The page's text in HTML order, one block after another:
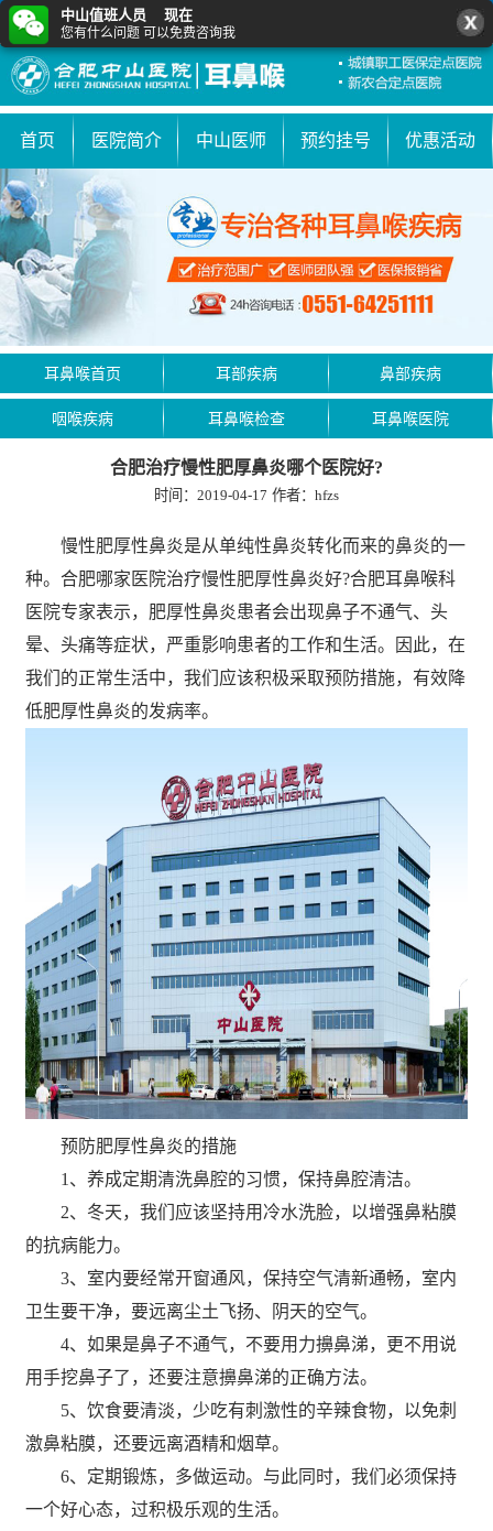
首页 医院简介 中山医师 预约挂号 优惠活动
耳鼻喉首页 耳部疾病 鼻部疾病
咽喉疾病 耳鼻喉检查 耳鼻喉医院
合肥治疗慢性肥厚鼻炎哪个医院好?
时间：2019-04-17 作者：hfzs
慢性肥厚性鼻炎是从单纯性鼻炎转化而来的鼻炎的一
种。合肥哪家医院治疗慢性肥厚性鼻炎好?合肥耳鼻喉科
医院专家表示，肥厚性鼻炎患者会出现鼻子不通气、头
晕、头痛等症状，严重影响患者的工作和生活。因此，在
我们的正常生活中，我们应该积极采取预防措施，有效降
低肥厚性鼻炎的发病率。
预防肥厚性鼻炎的措施
1、养成定期清洗鼻腔的习惯，保持鼻腔清洁。
2、冬天，我们应该坚持用冷水洗脸，以增强鼻粘膜
的抗病能力。
3、室内要经常开窗通风，保持空气清新通畅，室内
卫生要干净，要远离尘土飞扬、阴天的空气。
4、如果是鼻子不通气，不要用力擤鼻涕，更不用说
用手挖鼻子了，还要注意擤鼻涕的正确方法。
5、饮食要清淡，少吃有刺激性的辛辣食物，以免刺
激鼻粘膜，还要远离酒精和烟草。
6、定期锻炼，多做运动。与此同时，我们必须保持
一个好心态，过积极乐观的生活。
中山值班人员 现在
您有什么问题 可以免费咨询我